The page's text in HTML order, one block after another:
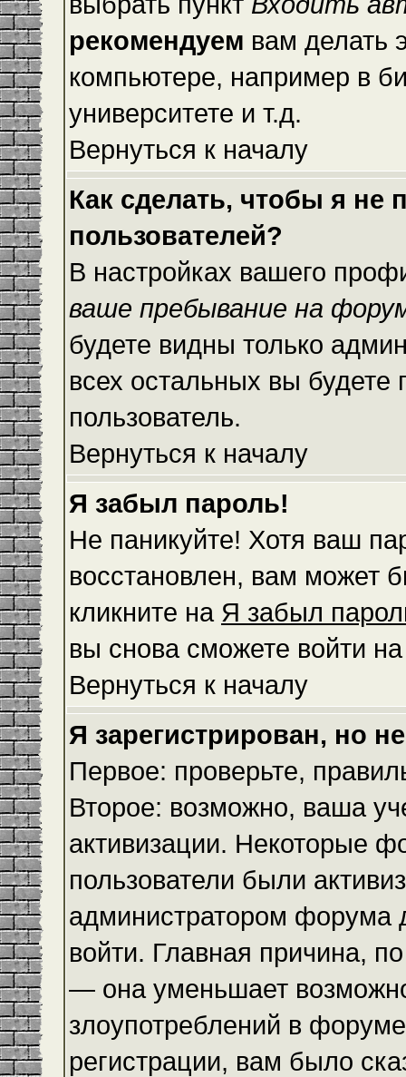
рекомендуем вам делать
компьютере, например в
университете и т.д.
Вернуться к началу
Как сделать, чтобы я не
пользователей?
В настройках вашего
ваше пребывание на
будете видны только
всех остальных вы будете
пользователь.
Вернуться к началу
Я забыл пароль!
Не паникуйте! Хотя ваш
восстановлен, вам может
кликните на Я забыл
вы снова сможете войти
Вернуться к началу
Я зарегистрирован, но
Первое: проверьте,
Второе: возможно, ваша
активизации. Некоторые
пользователи были
администратором форума
войти. Главная причина,
— она уменьшает
злоупотреблений в
регистрации, вам было